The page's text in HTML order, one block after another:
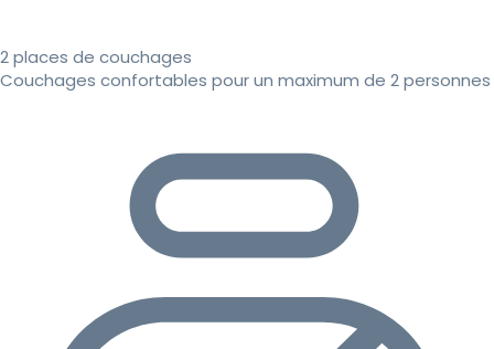
2 places de couchages
Couchages confortables pour un maximum de 2 personnes